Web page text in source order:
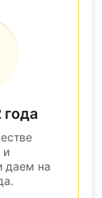
года
и
даем на